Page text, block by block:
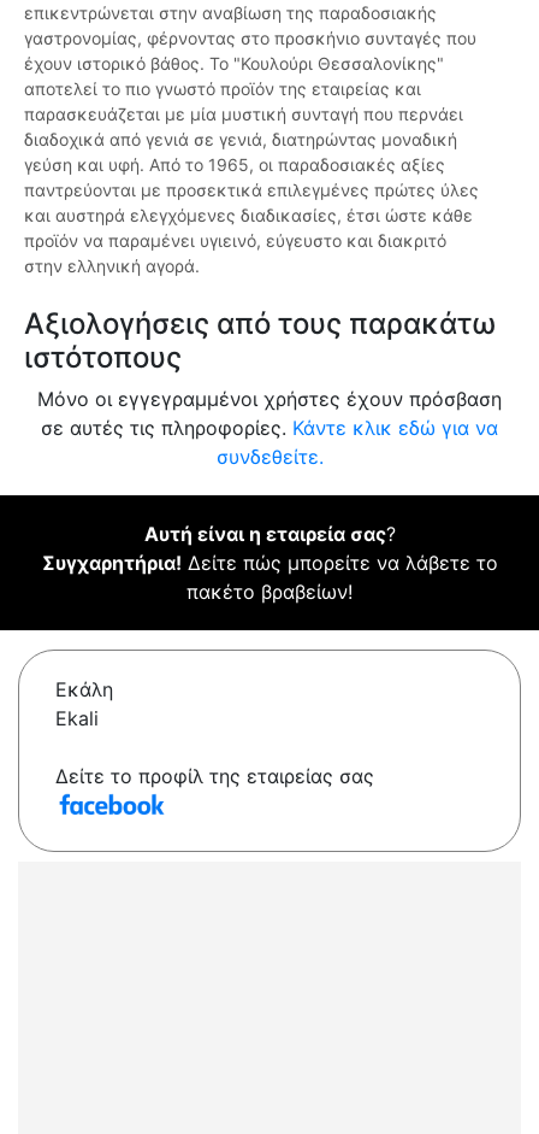
επικεντρώνεται στην αναβίωση της παραδοσιακής
γαστρονομίας, φέρνοντας στο προσκήνιο συνταγές που
έχουν ιστορικό βάθος. Το "Κουλούρι Θεσσαλονίκης"
αποτελεί το πιο γνωστό προϊόν της εταιρείας και
παρασκευάζεται με μία μυστική συνταγή που περνάει
διαδοχικά από γενιά σε γενιά, διατηρώντας μοναδική
γεύση και υφή. Από το 1965, οι παραδοσιακές αξίες
παντρεύονται με προσεκτικά επιλεγμένες πρώτες ύλες
και αυστηρά ελεγχόμενες διαδικασίες, έτσι ώστε κάθε
προϊόν να παραμένει υγιεινό, εύγευστο και διακριτό
στην ελληνική αγορά.
Αξιολογήσεις από τους παρακάτω
ιστότοπους
Μόνο οι εγγεγραμμένοι χρήστες έχουν πρόσβαση
σε αυτές τις πληροφορίες. Κάντε κλικ εδώ για να
συνδεθείτε.
Αυτή είναι η εταιρεία σας?
Συγχαρητήρια! Δείτε πώς μπορείτε να λάβετε το
πακέτο βραβείων!
Εκάλη
Ekali
Δείτε το προφίλ της εταιρείας σας